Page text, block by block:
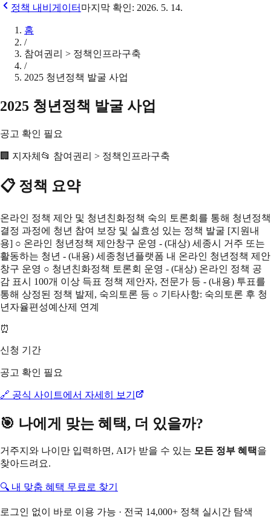
정책 내비게이터 마지막 확인: 2026. 5. 14.
홈
/
참여권리 > 정책인프라구축
/
2025 청년정책 발굴 사업
2025 청년정책 발굴 사업
공고 확인 필요
🏢 지자체 📂 참여권리 > 정책인프라구축
📋 정책 요약
온라인 정책 제안 및 청년친화정책 숙의 토론회를 통해 청년정책
결정 과정에 청년 참여 보장 및 실효성 있는 정책 발굴 [지원내
용] ○ 온라인 청년정책 제안창구 운영 - (대상) 세종시 거주 또는
활동하는 청년 - (내용) 세종청년플랫폼 내 온라인 청년정책 제안
창구 운영 ○ 청년친화정책 토론회 운영 - (대상) 온라인 정책 공
감 표시 100개 이상 득표 정책 제안자, 전문가 등 - (내용) 투표를
통해 상정된 정책 발제, 숙의토론 등 ○ 기타사항: 숙의토론 후 청
년자율편성예산제 연계
⏰
신청 기간
공고 확인 필요
🔗 공식 사이트에서 자세히 보기
🎯 나에게 맞는 혜택, 더 있을까?
거주지와 나이만 입력하면, AI가 받을 수 있는 모든 정부 혜택을
찾아드려요.
🔍 내 맞춤 혜택 무료로 찾기
로그인 없이 바로 이용 가능 · 전국 14,000+ 정책 실시간 탐색